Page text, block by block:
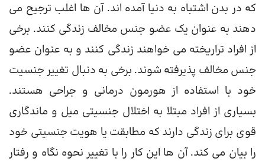
که در بدن اشتباه به دنیا آمده اند. آن ها اغلب ترجیح می
دهند به عنوان یک عضو جنس مخالف زندگی کنند. برخی
از افراد تراریخته می خواهند زندگی کنند و به عنوان عضو
جنس مخالف پذیرفته شوند. برخی به دنبال تغییر جنسیت
خود با استفاده از هورمون درمانی و جراحی هستند.
بسیاری از افراد مبتلا به اختلال جنسیتی میل و ماندگاری
قوی برای زندگی دارند که مطابقت یا هویت جنسیتی خود
را بیان می کند. آن ها این کار را با تغییر نحوه نگاه و رفتار